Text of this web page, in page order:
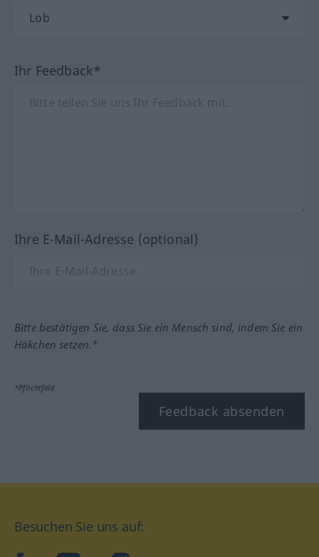
Ihr Feedback*
Ihre E-Mail-Adresse (optional)
Bitte bestätigen Sie, dass Sie ein Mensch sind, indem Sie ein
Häkchen setzen.*
*Pflichtfeld
Feedback absenden
Besuchen Sie uns auf: